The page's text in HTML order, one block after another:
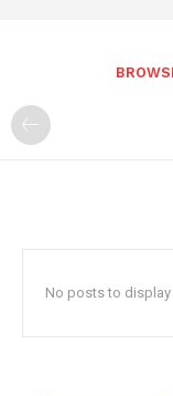
No posts to display